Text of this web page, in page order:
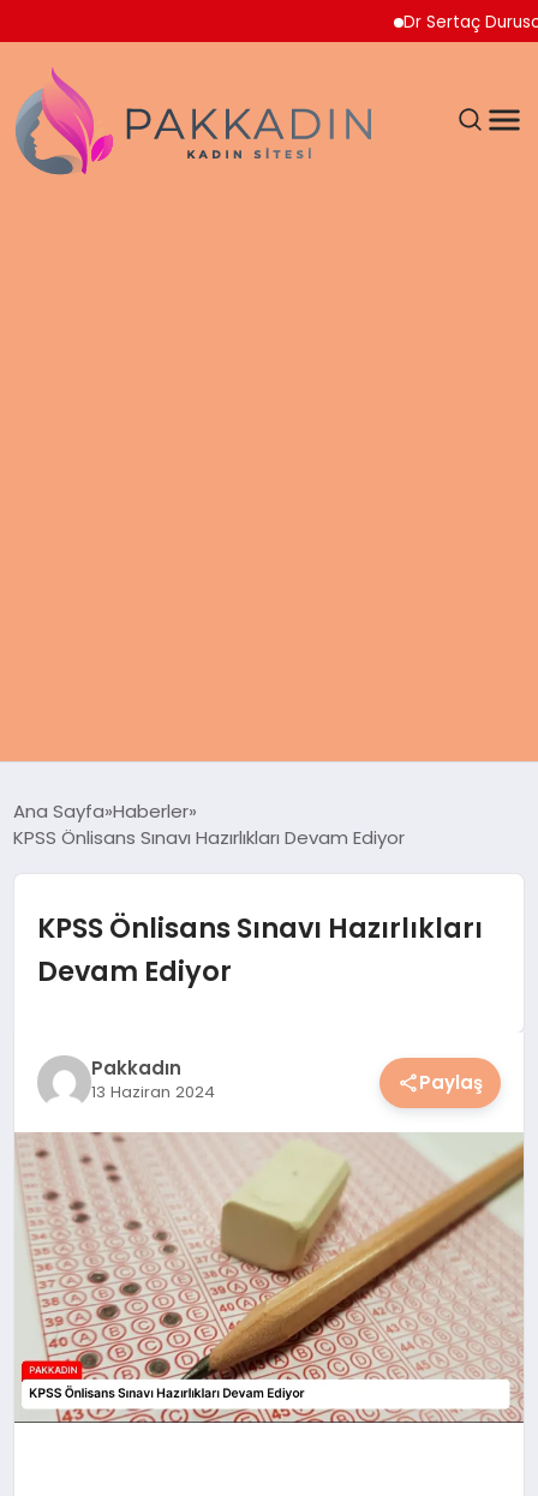
Dr Sertaç Durusoy
SAĞLIK
MAGAZIN
YAŞAM
YEMEK
KIMDIR?
HESAPLAMALAR
Ana Sayfa Haberler
KPSS Önlisans Sınavı Hazırlıkları Devam Ediyor
KPSS Önlisans Sınavı Hazırlıkları
Devam Ediyor
Pakkadın
13 Haziran 2024 Paylaş